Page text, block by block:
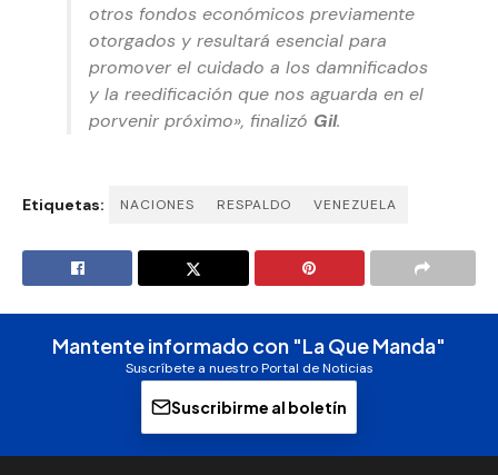
otros fondos económicos previamente
otorgados y resultará esencial para
promover el cuidado a los damnificados
y la reedificación que nos aguarda en el
porvenir próximo», finalizó Gil.
Etiquetas: NACIONES RESPALDO VENEZUELA
Mantente informado con "La Que Manda"
Suscríbete a nuestro Portal de Noticias
Suscribirme al boletín